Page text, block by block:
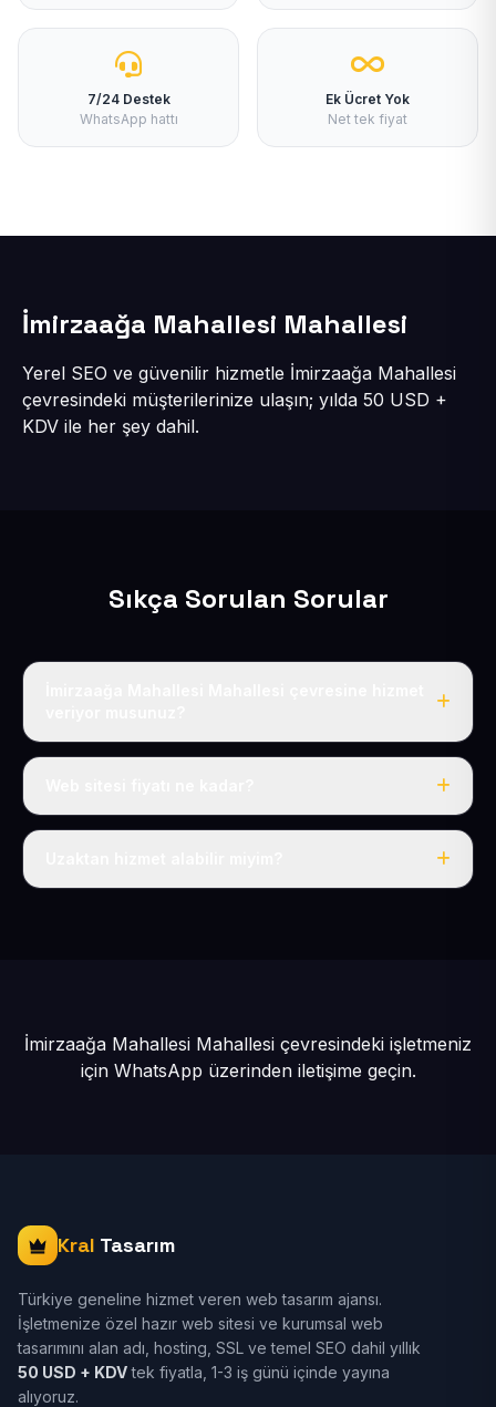
7/24 Destek
WhatsApp hattı
Ek Ücret Yok
Net tek fiyat
İmirzaağa Mahallesi Mahallesi
Yerel SEO ve güvenilir hizmetle İmirzaağa Mahallesi
çevresindeki müşterilerinize ulaşın; yılda 50 USD +
KDV ile her şey dahil.
Sıkça Sorulan Sorular
Evet, İmirzaağa Mahallesi dahil tüm Sarız ve Sarız
Tek fiyat: yılda 50 USD + KDV, her şey dahil.
İmirzaağa Mahallesi Mahallesi çevresindeki işletmeniz
için WhatsApp üzerinden iletişime geçin.
Kral Tasarım
Türkiye geneline hizmet veren web tasarım ajansı.
İşletmenize özel hazır web sitesi ve kurumsal web
tasarımını alan adı, hosting, SSL ve temel SEO dahil yıllık
50 USD + KDVtek fiyatla, 1-3 iş günü içinde yayına
alıyoruz.